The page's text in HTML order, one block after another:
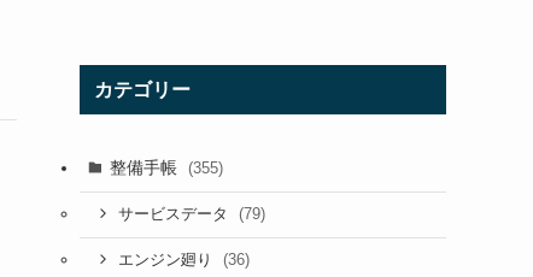
カテゴリー
整備手帳 (355)
サービスデータ (79)
エンジン廻り (36)